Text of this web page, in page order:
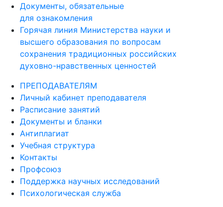
Документы, обязательные
для ознакомления
Горячая линия Министерства науки и
высшего образования по вопросам
сохранения традиционных российских
духовно-нравственных ценностей
ПРЕПОДАВАТЕЛЯМ
Личный кабинет преподавателя
Расписание занятий
Документы и бланки
Антиплагиат
Учебная структура
Контакты
Профсоюз
Поддержка научных исследований
Психологическая служба